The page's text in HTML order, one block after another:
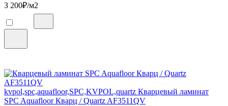
3 200₽/м2
kvpol,spc,aquafloor,SPC,KVPOL,quartz Кварцевый ламинат
SPC Aquafloor Кварц / Quartz AF3511QV